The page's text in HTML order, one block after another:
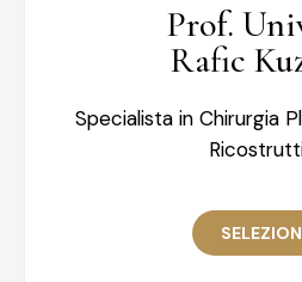
Prof.
Rafic
Specialista in Chirurgia